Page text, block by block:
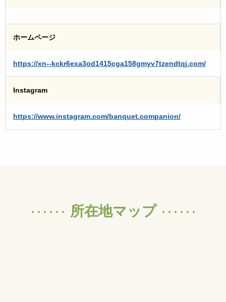
ホームページ
https://xn--kckr6exa3od1415cga158gmyv7tzendtqj.com/
Instagram
https://www.instagram.com/banquet.companion/
所在地マップ